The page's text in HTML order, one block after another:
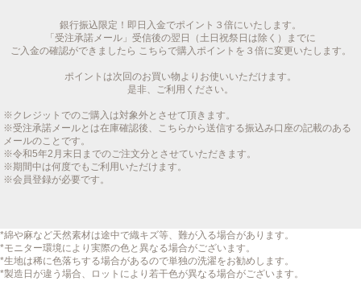
銀行振込限定！即日入金でポイント３倍にいたします。
「受注承諾メール」受信後の翌日（土日祝祭日は除く）までに
ご入金の確認ができましたら こちらで購入ポイントを３倍に変更いたします。
ポイントは次回のお買い物よりお使いいただけます。
是非、ご利用ください。
※クレジットでのご購入は対象外とさせて頂きます。
※受注承諾メールとは在庫確認後、こちらから送信する振込み口座の記載のある
メールのことです。
※令和5年2月末日までのご注文分とさせていただきます。
※期間中は何度でもご利用いただけます。
※会員登録が必要です。
*綿や麻など天然素材は途中で織キズ等、難が入る場合があります。
*モニター環境により実際の色と異なる場合がございます。
*生地は稀に色落ちする場合があるので単独の洗濯をお勧めします。
*製造日が違う場合、ロットにより若干色が異なる場合がございます。